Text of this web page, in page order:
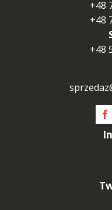
+48
+48
+48